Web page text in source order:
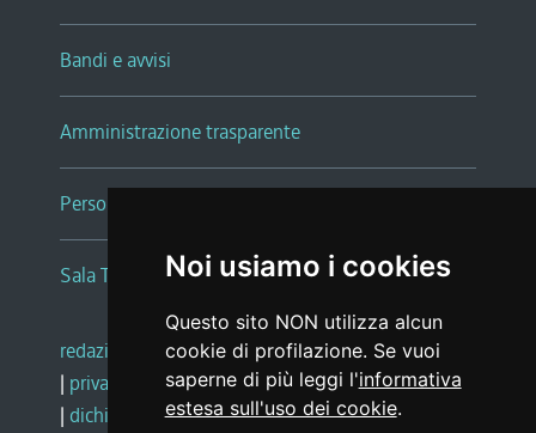
Noi usiamo i cookies
Questo sito NON utilizza alcun
cookie di profilazione. Se vuoi
saperne di più leggi l'informativa
estesa sull'uso dei cookie.
Bandi e avvisi
Amministrazione trasparente
Persone e Uffici
Sala Tiziano Tessitori
redazione web |note legali |glossario
| privacy
social media policy
| dichiarazione di accessibilità |feedback